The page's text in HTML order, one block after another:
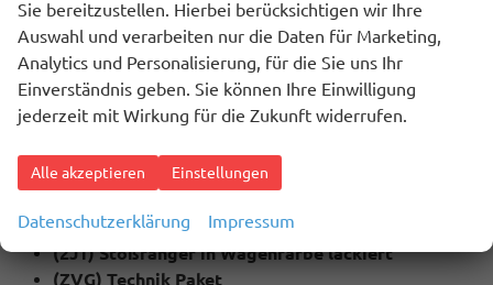
(4A3) Sitzheizung für Vordersitze
(QC1) Fenster ab B-Säule abgedunkelt
(79H) Spurwechselassistent ""Side Assist"" inkl.
""Blind Spot Detection"", Ausparkassistent und
Ausstiegswarner
(QR9) Verkehrszeichenerkennung
inkl. Keyless Start (Schlüsselloses starten)
(2J1) Stoßfänger in Wagenfarbe lackiert
(ZVG) Technik Paket
Sie bereitzustellen. Hierbei berücksichtigen wir Ihre
Auswahl und verarbeiten nur die Daten für Marketing,
Analytics und Personalisierung, für die Sie uns Ihr
Einverständnis geben. Sie können Ihre Einwilligung
jederzeit mit Wirkung für die Zukunft widerrufen.
Alle akzeptieren Einstellungen
Datenschutzerklärung Impressum